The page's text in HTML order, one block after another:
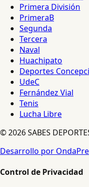
Primera División
PrimeraB
Segunda
Tercera
Naval
Huachipato
Deportes
UdeC
Fernández Vial
Tenis
Lucha Libre
© 2026 SABES
Desarrollo por
Control de Privacidad